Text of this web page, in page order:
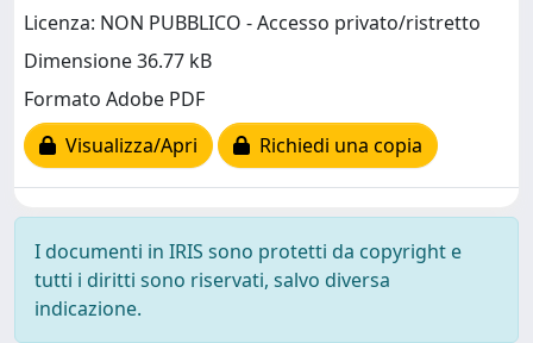
Licenza: NON PUBBLICO - Accesso privato/ristretto
Dimensione 36.77 kB
Formato Adobe PDF
Visualizza/Apri
Richiedi una copia
I documenti in IRIS sono protetti da copyright e
tutti i diritti sono riservati, salvo diversa
indicazione.